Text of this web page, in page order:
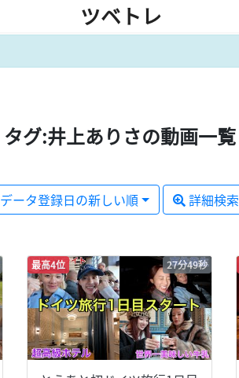
ツベトレ
タグ:井上ありさの動画一覧
データ登録日の新しい順 詳細検索
最高4位 27分49秒